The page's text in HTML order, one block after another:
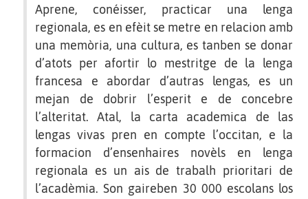
Aprene, conéisser, practicar una lenga
regionala, es en efèit se metre en relacion amb
una memòria, una cultura, es tanben se donar
d’atots per afortir lo mestritge de la lenga
francesa e abordar d’autras lengas, es un
mejan de dobrir l’esperit e de concebre
l’alteritat. Atal, la carta academica de las
lengas vivas pren en compte l’occitan, e la
formacion d’ensenhaires novèls en lenga
regionala es un ais de trabalh prioritari de
l’acadèmia. Son gaireben 30 000 escolans los